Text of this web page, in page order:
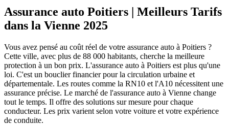
Assurance auto Poitiers | Meilleurs Tarifs
dans la Vienne 2025
Vous avez pensé au coût réel de votre assurance auto à Poitiers ?
Cette ville, avec plus de 88 000 habitants, cherche la meilleure
protection à un bon prix. L'assurance auto à Poitiers est plus qu'une
loi. C'est un bouclier financier pour la circulation urbaine et
départementale. Les routes comme la RN10 et l'A10 nécessitent une
assurance précise. Le marché de l'assurance auto à Vienne change
tout le temps. Il offre des solutions sur mesure pour chaque
conducteur. Les prix varient selon votre voiture et votre expérience
de conduite.